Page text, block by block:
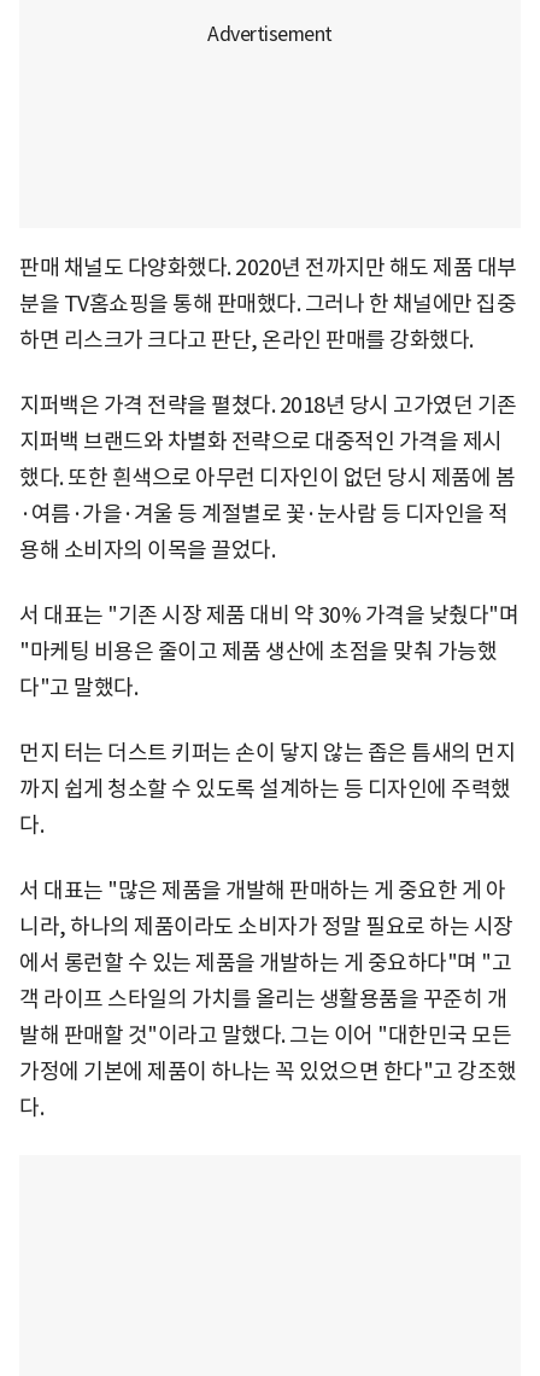
판매 채널도 다양화했다. 2020년 전까지만 해도 제품 대부
분을 TV홈쇼핑을 통해 판매했다. 그러나 한 채널에만 집중
하면 리스크가 크다고 판단, 온라인 판매를 강화했다.
지퍼백은 가격 전략을 펼쳤다. 2018년 당시 고가였던 기존
지퍼백 브랜드와 차별화 전략으로 대중적인 가격을 제시
했다. 또한 흰색으로 아무런 디자인이 없던 당시 제품에 봄
·여름·가을·겨울 등 계절별로 꽃·눈사람 등 디자인을 적
용해 소비자의 이목을 끌었다.
서 대표는 "기존 시장 제품 대비 약 30% 가격을 낮췄다"며
"마케팅 비용은 줄이고 제품 생산에 초점을 맞춰 가능했
다"고 말했다.
먼지 터는 더스트 키퍼는 손이 닿지 않는 좁은 틈새의 먼지
까지 쉽게 청소할 수 있도록 설계하는 등 디자인에 주력했
다.
서 대표는 "많은 제품을 개발해 판매하는 게 중요한 게 아
니라, 하나의 제품이라도 소비자가 정말 필요로 하는 시장
에서 롱런할 수 있는 제품을 개발하는 게 중요하다"며 "고
객 라이프 스타일의 가치를 올리는 생활용품을 꾸준히 개
발해 판매할 것"이라고 말했다. 그는 이어 "대한민국 모든
가정에 기본에 제품이 하나는 꼭 있었으면 한다"고 강조했
다.